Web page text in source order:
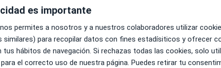
Pedir una cita
es importante
permites a nosotros y a nuestros colaboradores utilizar
similares) para recopilar datos con fines estadísiticos y ofrecer
tus hábitos de navegación. Si rechazas todas las cookies, solo
el correcto uso de nuestra página. Puedes retirar tu